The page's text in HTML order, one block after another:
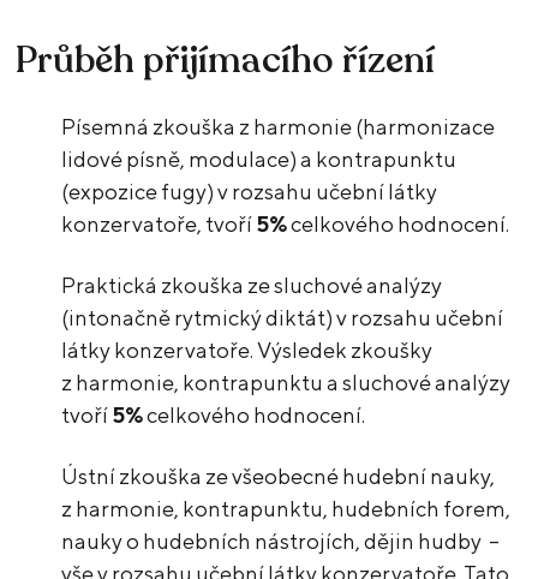
Průběh přijímacího řízení
Písemná zkouška z harmonie (harmonizace
lidové písně, modulace) a kontrapunktu
(expozice fugy) v rozsahu učební látky
konzervatoře, tvoří5%celkového hodnocení.
Praktická zkouška ze sluchové analýzy
(intonačně rytmický diktát) v rozsahu učební
látky konzervatoře. Výsledek zkoušky
z harmonie, kontrapunktu a sluchové analýzy
tvoří5%celkového hodnocení.
Ústní zkouška ze všeobecné hudební nauky,
z harmonie, kontrapunktu, hudebních forem,
nauky o hudebních nástrojích, dějin hudby –
vše v rozsahu učební látky konzervatoře. Tato